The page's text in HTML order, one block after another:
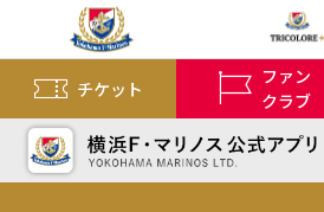
チケット
ファン
クラブ